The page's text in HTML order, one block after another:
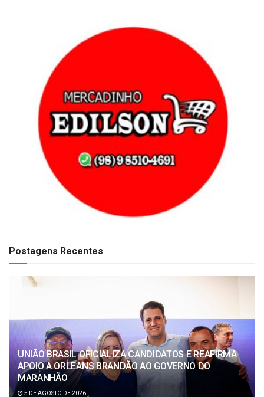
Postagens Recentes
UNIÃO BRASIL OFICIALIZA CANDIDATOS E REAFIRMA
APOIO A ORLEANS BRANDÃO AO GOVERNO DO
MARANHÃO
5 DE AGOSTO DE 2026